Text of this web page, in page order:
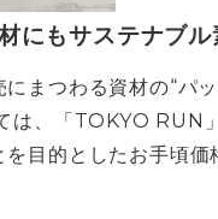
にもサステナブル
まつわる資材の“パ
は、「TOKYO RUN
目的としたお手頃